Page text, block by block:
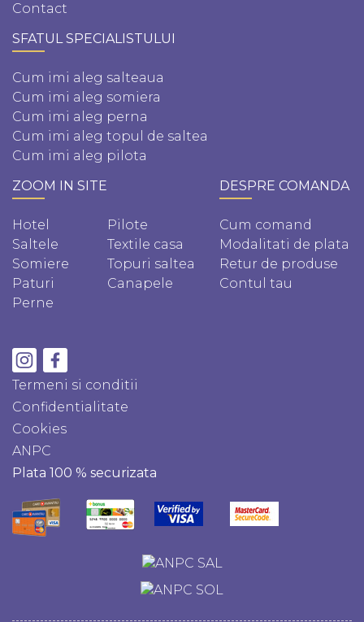
Contact
SFATUL SPECIALISTULUI
Cum imi aleg salteaua
Cum imi aleg somiera
Cum imi aleg perna
Cum imi aleg topul de saltea
Cum imi aleg pilota
ZOOM IN SITE
Hotel
Saltele
Somiere
Paturi
Perne
Pilote
Textile casa
Topuri saltea
Canapele
DESPRE COMANDA
Cum comand
Modalitati de plata
Retur de produse
Contul tau
Termeni si conditii
Confidentialitate
Cookies
ANPC
Plata 100 % securizata